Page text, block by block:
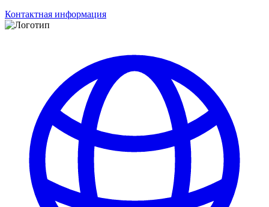
Контактная информация